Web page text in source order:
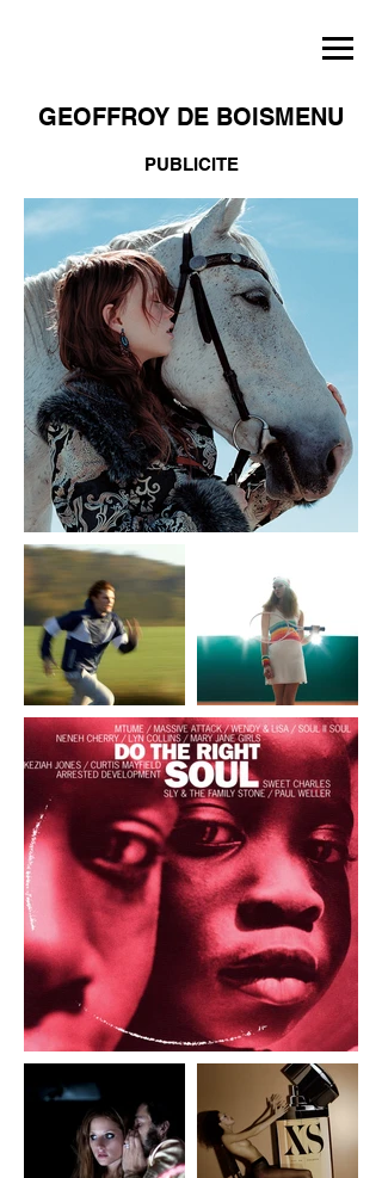
GEOFFROY DE BOISMENU
PUBLICITE